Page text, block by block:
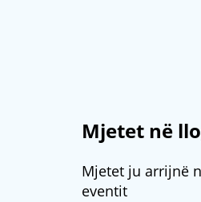
Mjetet në
Mjetet ju arrijnë
eventit